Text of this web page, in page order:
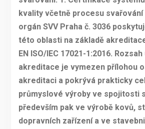
kvality včetně procesu
orgán SVV Praha č. 3036
této oblasti na základě
EN ISO/IEC 17021-1:2016.
akreditace je vymezen přílohou
akreditaci a pokrývá prakticky
průmyslové výroby ve spojitosti
především pak ve výrobě kovů,
dopravních zařízení a ve